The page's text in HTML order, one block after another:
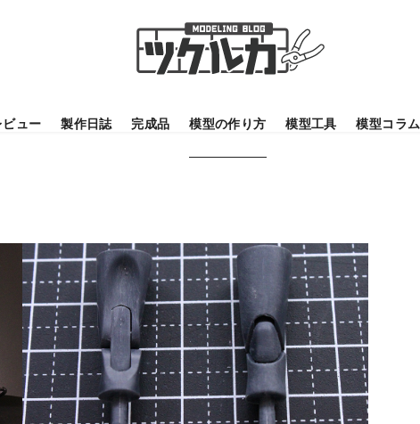
ビュー 製作日誌 完成品 模型の作り方 模型工具 模型コラム